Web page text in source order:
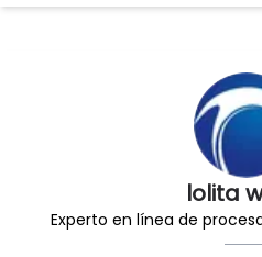
lolita
Experto en línea de